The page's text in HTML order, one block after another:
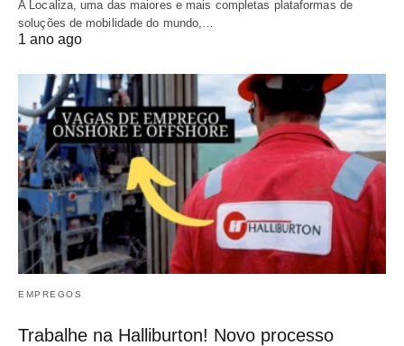
A Localiza, uma das maiores e mais completas plataformas de
soluções de mobilidade do mundo,…
1 ano ago
EMPREGOS
Trabalhe na Halliburton! Novo processo